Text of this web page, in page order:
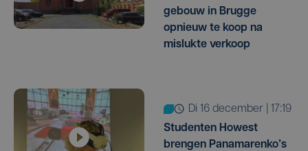
gebouw in Brugge
opnieuw te koop na
mislukte verkoop
di 16 december | 17:19
Studenten Howest
brengen Panamarenko’s